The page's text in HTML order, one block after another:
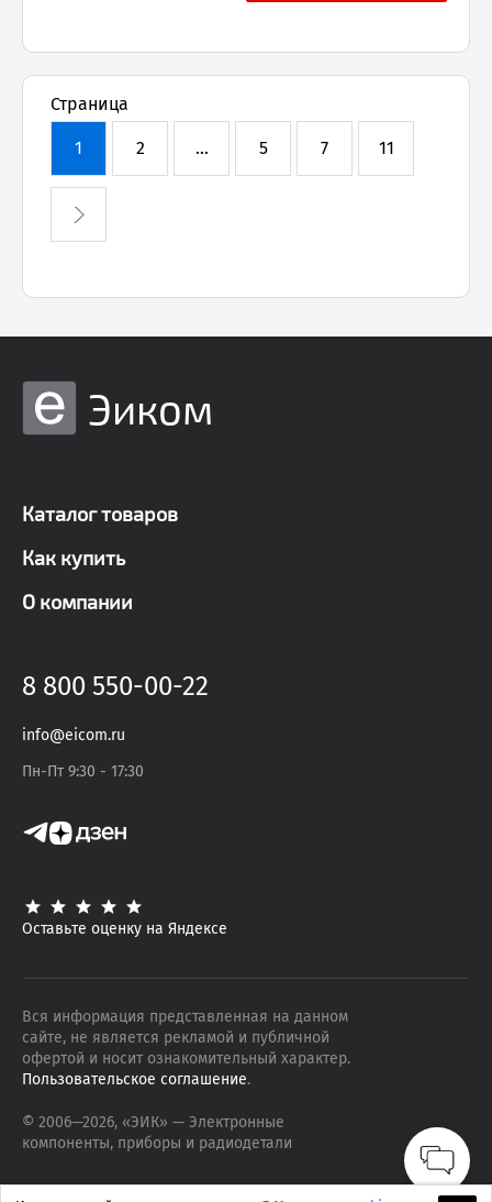
Страница
1 2 ... 5 7 11
Эиком
Каталог товаров
Как купить
О компании
8 800 550-00-22
info@eicom.ru
Пн-Пт 9:30 - 17:30
Оставьте оценку на Яндексе
Вся информация представленная на данном
сайте, не является рекламой и публичной
офертой и носит ознакомительный характер.
Пользовательское соглашение.
© 2006—2026, «ЭИК» — Электронные
компоненты, приборы и радиодетали